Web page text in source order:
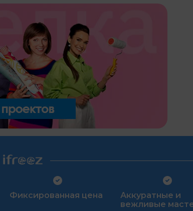
Фиксированная цена
Аккуратные и
вежливые